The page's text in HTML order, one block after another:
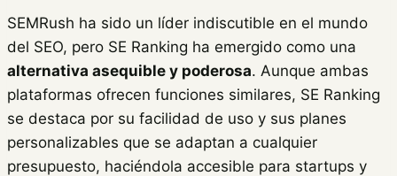
SEMRush ha sido un líder indiscutible en el mundo
del SEO, pero SE Ranking ha emergido como una
alternativa asequible y poderosa. Aunque ambas
plataformas ofrecen funciones similares, SE Ranking
se destaca por su facilidad de uso y sus planes
personalizables que se adaptan a cualquier
presupuesto, haciéndola accesible para startups y